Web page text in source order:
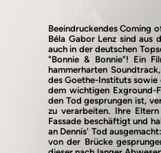
Beeindruckendes Coming
Béla Gabor Lenz sind aus
auch in der deutschen
"Bonnie & Bonnie"! Ein
hammerharten
des Goethe-Instituts sowie
dem wichtigen Exground-
den Tod gesprungen ist,
zu verarbeiten. Ihre
Fassade beschäftigt und
an Dennis' Tod
von der Brücke